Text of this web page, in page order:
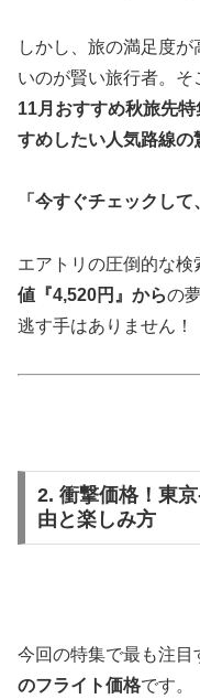
しかし、旅の満足度
いのが賢い旅行者。そ
11月おすすめ秋旅先
すめしたい人気路線の
「今すぐチェックし
エアトリの圧倒的な検
値『4,520円』からの
逃す手はありません！
2. 衝撃価格！東
由と楽しみ方
今回の特集で最も注目
のフライト価格です。